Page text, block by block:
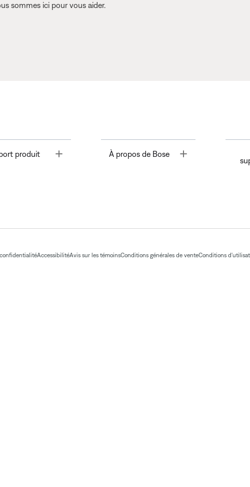
sommes ici pour vous aider.
produit À propos de Bose Toggle
AccessibilitéAvis sur les témoinsConditions générales de venteConditions